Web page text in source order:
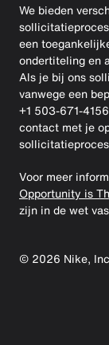
We bieden
een
ondertiteling en
Als je bij ons
vanwege een
+1 503-671-
contact met je
Voor meer
Opportunity is
zijn in de wet
© 2026 Nike,